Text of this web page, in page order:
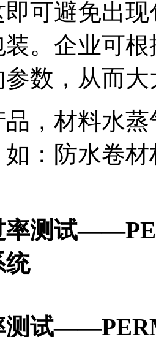
可避免出
。企业可
参数，从而
，材料水
：防水卷
率测试
统
测试